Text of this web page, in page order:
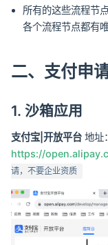
所有的这些流程节
各个流程节点都有
二、支付申
1. 沙箱应用
支付宝|开放平台 地址：
https://
请，不要企业资质